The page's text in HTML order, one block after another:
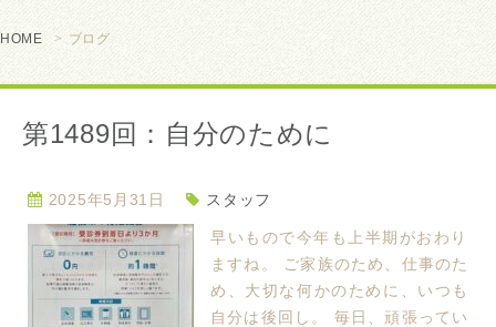
HOME ブログ
第1489回：自分のために
2025年5月31日 スタッフ
早いもので今年も上半期がおわり
ますね。 ご家族のため、仕事のた
め、大切な何かのために、いつも
自分は後回し。 毎日、頑張ってい